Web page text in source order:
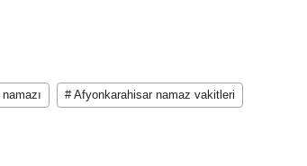
# Afyonkarahisar namaz vakitleri